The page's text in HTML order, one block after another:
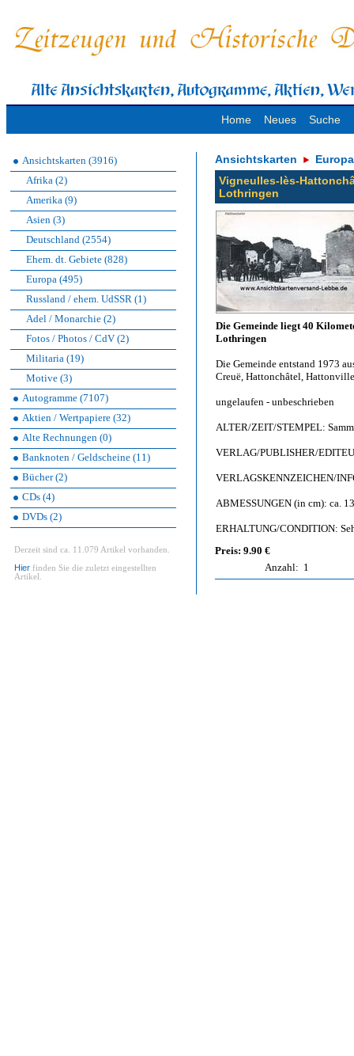
Home Neues Suche
Ansichtskarten (3916)
Afrika (2)
Amerika (9)
Asien (3)
Deutschland (2554)
Ehem. dt. Gebiete (828)
Europa (495)
Russland / ehem. UdSSR (1)
Adel / Monarchie (2)
Fotos / Photos / CdV (2)
Militaria (19)
Motive (3)
Autogramme (7107)
Aktien / Wertpapiere (32)
Alte Rechnungen (0)
Banknoten / Geldscheine (11)
Bücher (2)
CDs (4)
DVDs (2)
Derzeit sind ca. 11.079 Artikel vorhanden.
Hier finden Sie die zuletzt eingestellten
Artikel.
Ansichtskarten
Europa
Vigneulles-lès-
Lothringen
Die Gemeinde liegt 40
Lothringen
Die Gemeinde entstand 1973
Creuë, Hattonchâtel,
ungelaufen - unbeschrieben
ALTER/ZEIT/STEMPEL:
VERLAG/PUBLISHER/
VERLAGSKENNZEICHEN/
ABMESSUNGEN (in cm): ca.
ERHALTUNG/CONDITION:
Preis: 9.90 €
Anzahl: 1